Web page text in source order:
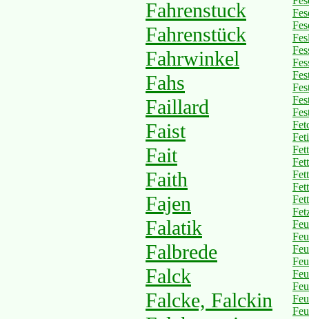
Fahrenstuck
Fahrenstück
Fahrwinkel
Fahs
Faillard
Faist
Fait
Faith
Fajen
Falatik
Falbrede
Falck
Falcke, Falckin
Fett